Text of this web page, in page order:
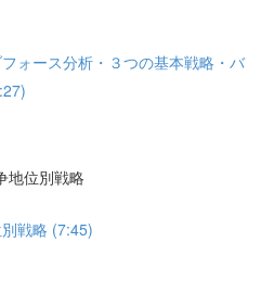
ォース分析・３つの基本戦略・バ
地位別戦略
戦略 (7:45)